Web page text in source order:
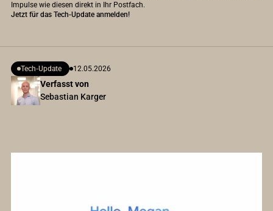
Impulse wie diesen direkt in Ihr Postfach.
Jetzt für das Tech-Update anmelden!
Verfasst von
Sebastian Karger
Tech-Update 12.05.2026